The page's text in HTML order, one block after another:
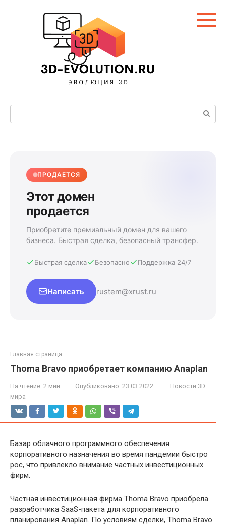
Поиск:
ПРОДАЕТСЯ
Этот домен
продается
Приобретите премиальный домен для вашего
бизнеса. Быстрая сделка, безопасный трансфер.
Быстрая сделка Безопасно Поддержка 24/7
Написать rustem@xrust.ru
Главная страница
Thoma Bravo приобретает компанию Anaplan
На чтение: 2 мин Опубликовано: 23.03.2022
Новости 3D
мира
Базар облачного программного обеспечения
корпоративного назначения во время пандемии быстро
рос, что привлекло внимание частных инвестиционных
фирм.
Частная инвестиционная фирма Thoma Bravo приобрела
разработчика SaaS-пакета для корпоративного
планирования Anaplan. По условиям сделки, Thoma Bravo